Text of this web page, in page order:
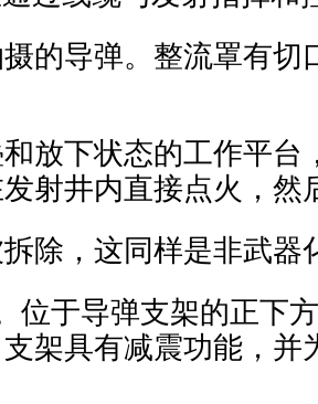
的导弹。整流罩有切
放下状态的工作平台
射井内直接点火，然
除，这同样是非武器
位于导弹支架的正下
架具有减震功能，并